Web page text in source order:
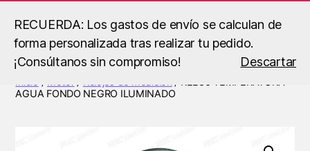
RECUERDA: Los gastos de envío se calculan de
forma personalizada tras realizar tu pedido.
¡Consúltanos sin compromiso!
Descartar
Buscar
B.S
AGUA FONDO NEGRO ILUMINADO